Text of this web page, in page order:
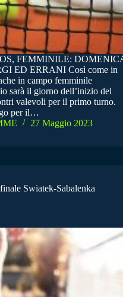
FEMMINILE:
ED ERRANI Così come in
in campo femminile
sarà il giorno dell’inizio del
valevoli per il primo turno.
per il…
27 Maggio 2023
Swiatek-Sabalenka